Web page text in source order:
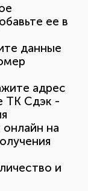
ее в
данные
адрес
ТК Сдэк -
на
и